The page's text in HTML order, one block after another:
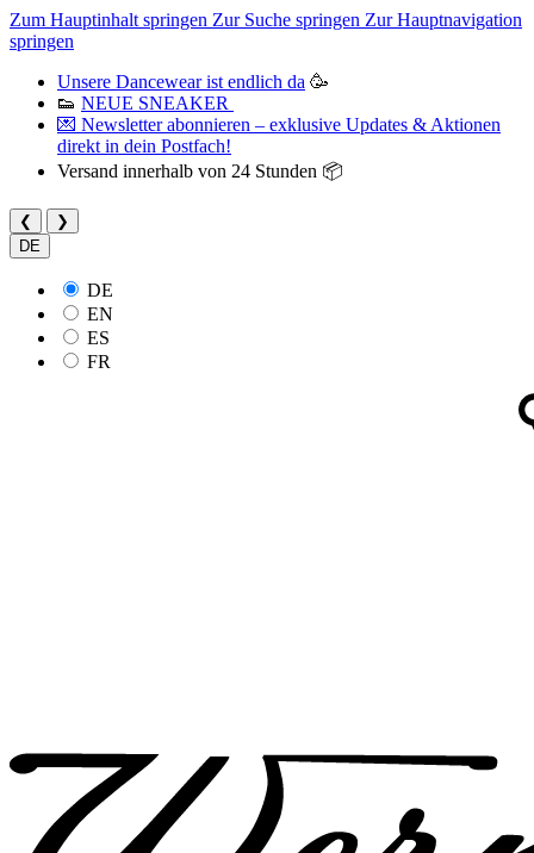
Zum Hauptinhalt springen Zur Suche springen Zur Hauptnavigation
springen
Unsere Dancewear ist endlich da 🥳
👟 NEUE SNEAKER
💌 Newsletter abonnieren – exklusive Updates & Aktionen
direkt in dein Postfach!
Versand innerhalb von 24 Stunden 📦
❮
❯
DE
DE
EN
ES
FR